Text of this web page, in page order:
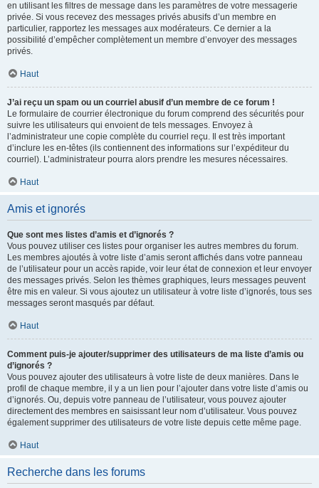
en utilisant les filtres de message dans les paramètres de votre messagerie
privée. Si vous recevez des messages privés abusifs d’un membre en
particulier, rapportez les messages aux modérateurs. Ce dernier a la
possibilité d’empêcher complètement un membre d’envoyer des messages
privés.
Haut
J’ai reçu un spam ou un courriel abusif d’un membre de ce forum !
Le formulaire de courrier électronique du forum comprend des sécurités pour
suivre les utilisateurs qui envoient de tels messages. Envoyez à
l’administrateur une copie complète du courriel reçu. Il est très important
d’inclure les en-têtes (ils contiennent des informations sur l’expéditeur du
courriel). L’administrateur pourra alors prendre les mesures nécessaires.
Haut
Amis et ignorés
Que sont mes listes d’amis et d’ignorés ?
Vous pouvez utiliser ces listes pour organiser les autres membres du forum.
Les membres ajoutés à votre liste d’amis seront affichés dans votre panneau
de l’utilisateur pour un accès rapide, voir leur état de connexion et leur envoyer
des messages privés. Selon les thèmes graphiques, leurs messages peuvent
être mis en valeur. Si vous ajoutez un utilisateur à votre liste d’ignorés, tous ses
messages seront masqués par défaut.
Haut
Comment puis-je ajouter/supprimer des utilisateurs de ma liste d’amis ou
d’ignorés ?
Vous pouvez ajouter des utilisateurs à votre liste de deux manières. Dans le
profil de chaque membre, il y a un lien pour l’ajouter dans votre liste d’amis ou
d’ignorés. Ou, depuis votre panneau de l’utilisateur, vous pouvez ajouter
directement des membres en saisissant leur nom d’utilisateur. Vous pouvez
également supprimer des utilisateurs de votre liste depuis cette même page.
Haut
Recherche dans les forums